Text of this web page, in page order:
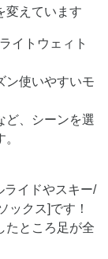
変えています
イトウェィト
ン使いやすいモ
ど、シーンを選
ライドやスキー/
ックス]です！
たところ足が全